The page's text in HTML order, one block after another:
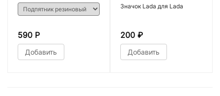
590 Р
Добавить
Значок Lada для Lada
200 ₽
Добавить